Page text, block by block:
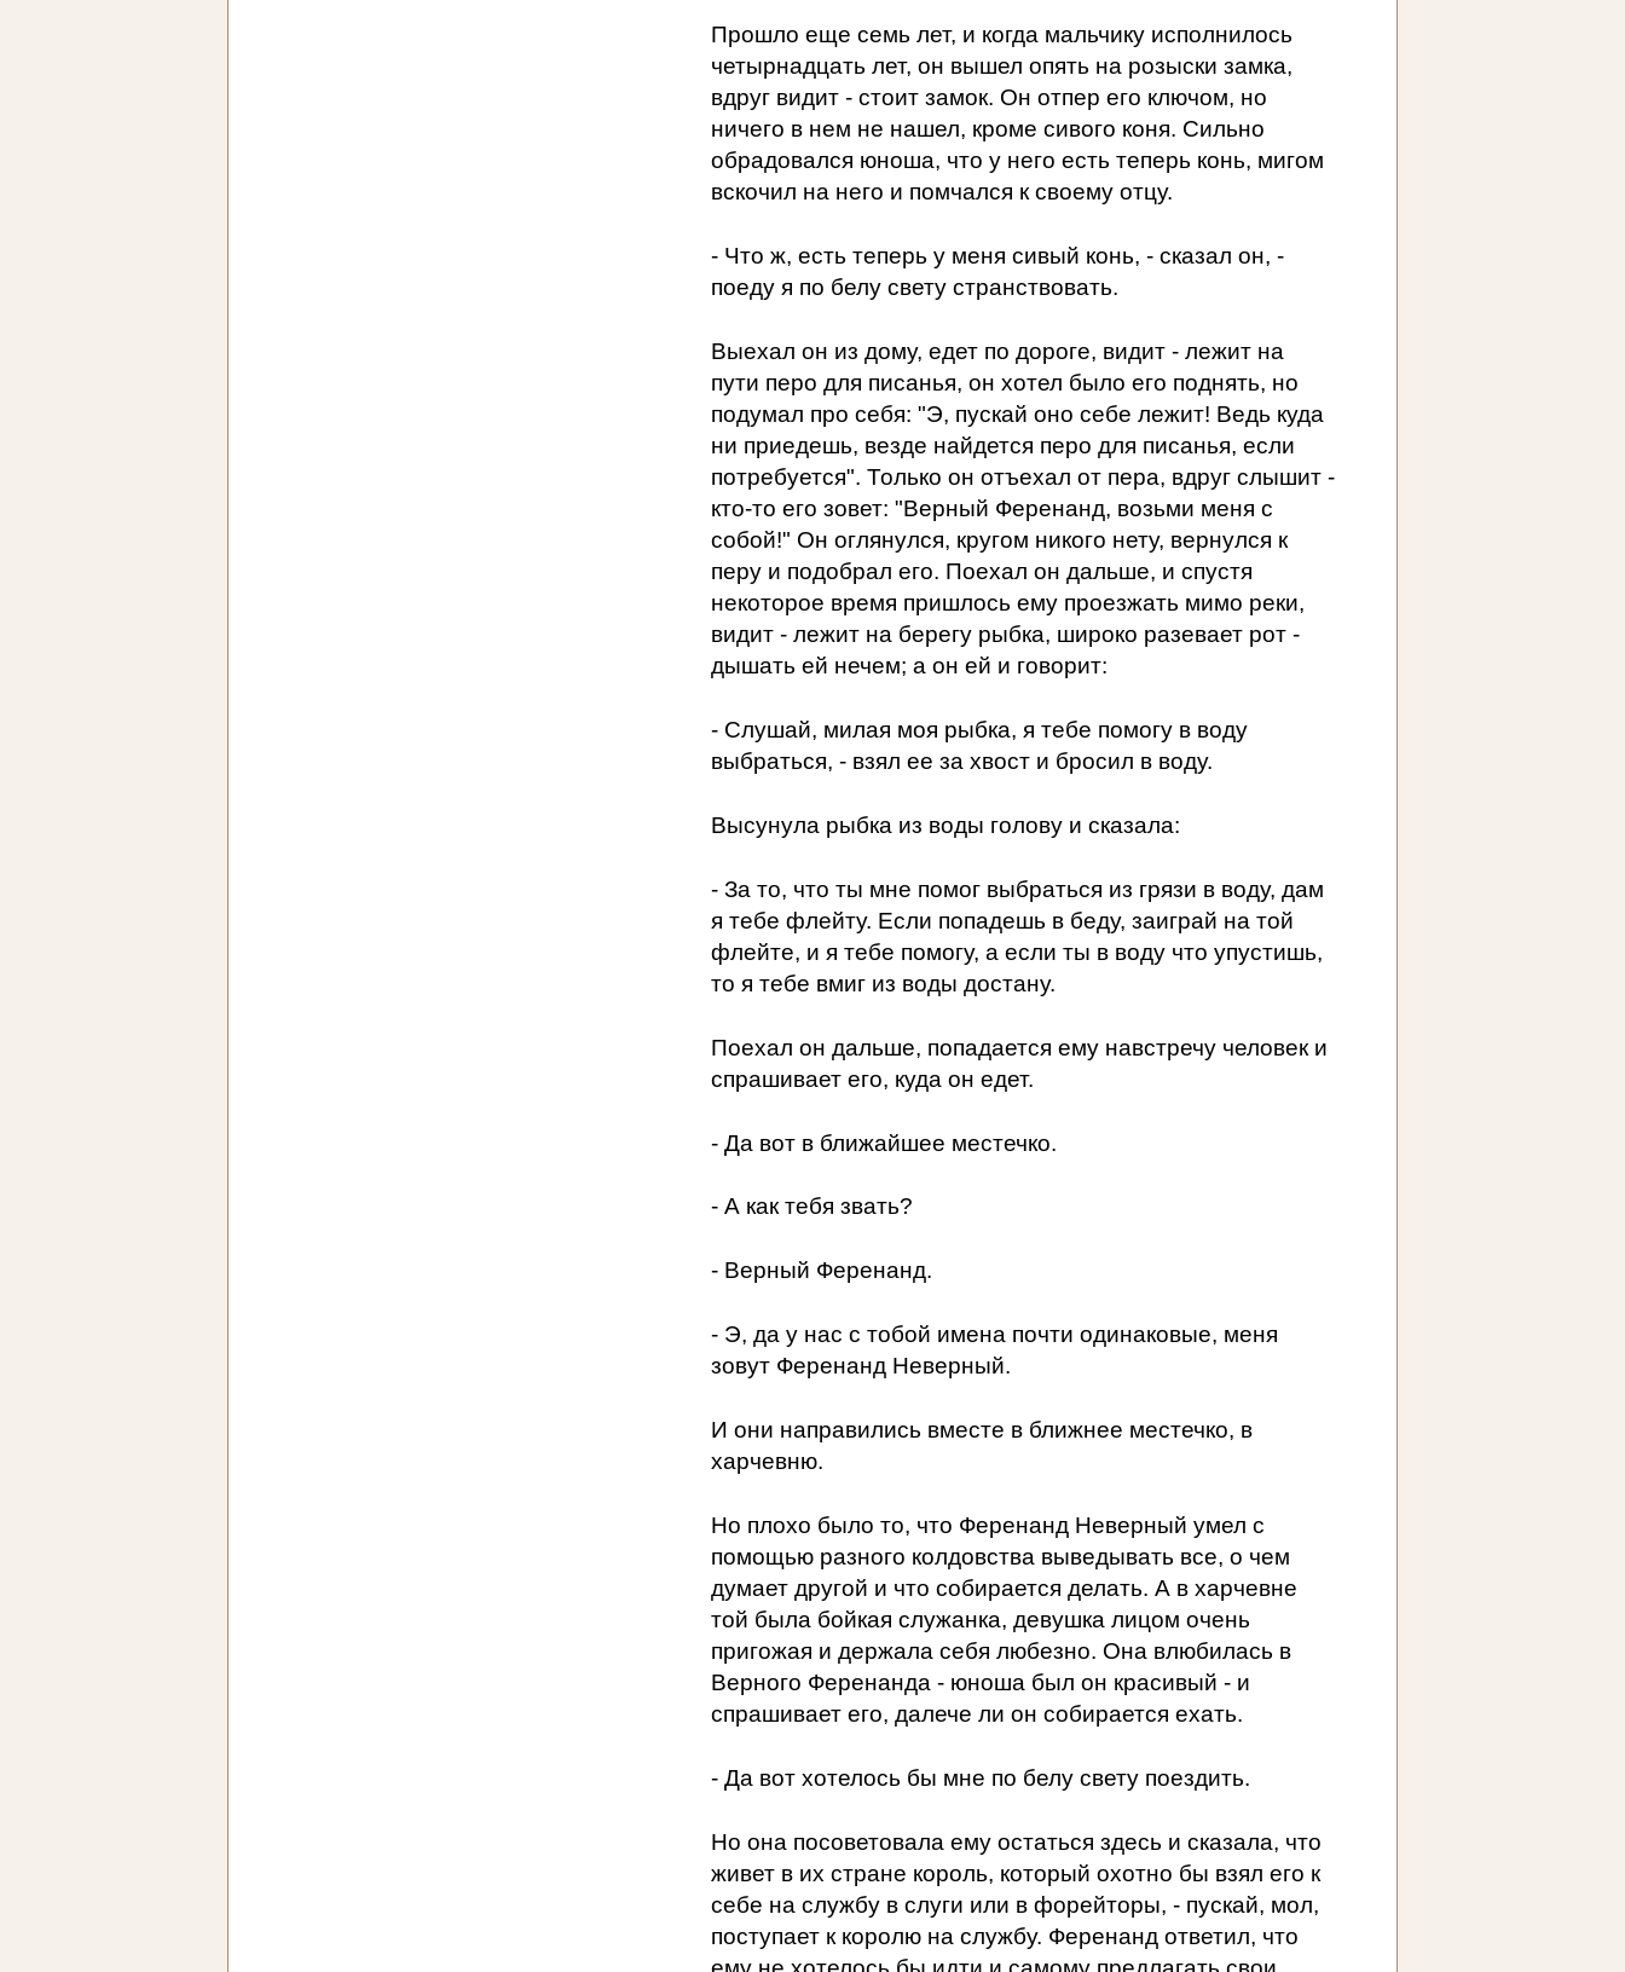
Прошло еще семь лет, и когда мальчику исполнилось
четырнадцать лет, он вышел опять на розыски замка,
вдруг видит - стоит замок. Он отпер его ключом, но
ничего в нем не нашел, кроме сивого коня. Сильно
обрадовался юноша, что у него есть теперь конь, мигом
вскочил на него и помчался к своему отцу.
- Что ж, есть теперь у меня сивый конь, - сказал он, -
поеду я по белу свету странствовать.
Выехал он из дому, едет по дороге, видит - лежит на
пути перо для писанья, он хотел было его поднять, но
подумал про себя: "Э, пускай оно себе лежит! Ведь куда
ни приедешь, везде найдется перо для писанья, если
потребуется". Только он отъехал от пера, вдруг слышит -
кто-то его зовет: "Верный Ференанд, возьми меня с
собой!" Он оглянулся, кругом никого нету, вернулся к
перу и подобрал его. Поехал он дальше, и спустя
некоторое время пришлось ему проезжать мимо реки,
видит - лежит на берегу рыбка, широко разевает рот -
дышать ей нечем; а он ей и говорит:
- Слушай, милая моя рыбка, я тебе помогу в воду
выбраться, - взял ее за хвост и бросил в воду.
Высунула рыбка из воды голову и сказала:
- За то, что ты мне помог выбраться из грязи в воду, дам
я тебе флейту. Если попадешь в беду, заиграй на той
флейте, и я тебе помогу, а если ты в воду что упустишь,
то я тебе вмиг из воды достану.
Поехал он дальше, попадается ему навстречу человек и
спрашивает его, куда он едет.
- Да вот в ближайшее местечко.
- А как тебя звать?
- Верный Ференанд.
- Э, да у нас с тобой имена почти одинаковые, меня
зовут Ференанд Неверный.
И они направились вместе в ближнее местечко, в
харчевню.
Но плохо было то, что Ференанд Неверный умел с
помощью разного колдовства выведывать все, о чем
думает другой и что собирается делать. А в харчевне
той была бойкая служанка, девушка лицом очень
пригожая и держала себя любезно. Она влюбилась в
Верного Ференанда - юноша был он красивый - и
спрашивает его, далече ли он собирается ехать.
- Да вот хотелось бы мне по белу свету поездить.
Но она посоветовала ему остаться здесь и сказала, что
живет в их стране король, который охотно бы взял его к
себе на службу в слуги или в форейторы, - пускай, мол,
поступает к королю на службу. Ференанд ответил, что